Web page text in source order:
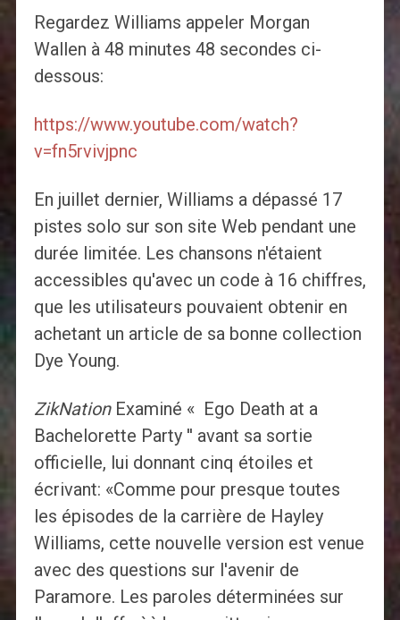
Regardez Williams appeler Morgan
Wallen à 48 minutes 48 secondes ci-
dessous:
https://www.youtube.com/watch?
v=fn5rvivjpnc
En juillet dernier, Williams a dépassé 17
pistes solo sur son site Web pendant une
durée limitée. Les chansons n'étaient
accessibles qu'avec un code à 16 chiffres,
que les utilisateurs pouvaient obtenir en
achetant un article de sa bonne collection
Dye Young.
ZikNation Examiné « Ego Death at a
Bachelorette Party '' avant sa sortie
officielle, lui donnant cinq étoiles et
écrivant: «Comme pour presque toutes
les épisodes de la carrière de Hayley
Williams, cette nouvelle version est venue
avec des questions sur l'avenir de
Paramore. Les paroles déterminées sur